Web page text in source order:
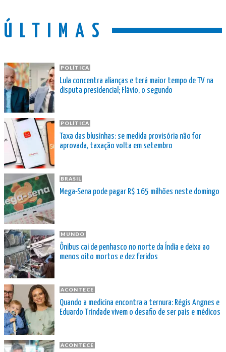
ÚLTIMAS
POLÍTICA
Lula concentra alianças e terá maior tempo de TV na
disputa presidencial; Flávio, o segundo
POLÍTICA
Taxa das blusinhas: se medida provisória não for
aprovada, taxação volta em setembro
BRASIL
Mega-Sena pode pagar R$ 165 milhões neste domingo
MUNDO
Ônibus cai de penhasco no norte da Índia e deixa ao
menos oito mortos e dez feridos
ACONTECE
Quando a medicina encontra a ternura: Régis Angnes e
Eduardo Trindade vivem o desafio de ser pais e médicos
ACONTECE